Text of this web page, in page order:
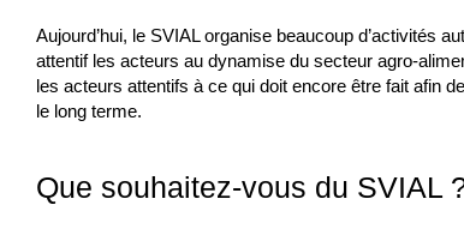
Aujourd’hui, le SVIAL organise beaucoup d’activités
attentif les acteurs au dynamise du secteur agro-
les acteurs attentifs à ce qui doit encore être fait afin
le long terme.
Que souhaitez-vous du SVIAL